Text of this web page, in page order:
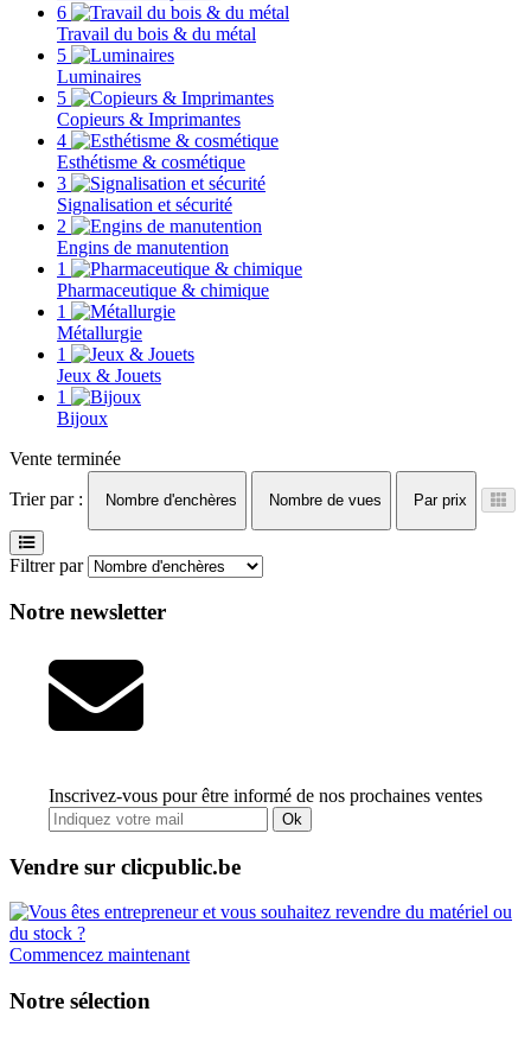
6
Travail du bois & du métal
5
Luminaires
5
Copieurs & Imprimantes
4
Esthétisme & cosmétique
3
Signalisation et sécurité
2
Engins de manutention
1
Pharmaceutique & chimique
1
Métallurgie
1
Jeux & Jouets
1
Bijoux
Vente terminée
Trier par :
Nombre d'enchères Nombre de vues Par prix
Filtrer par
Notre newsletter
Inscrivez-vous pour être informé de nos prochaines ventes
Ok
Vendre sur clicpublic.be
Commencez maintenant
Notre sélection